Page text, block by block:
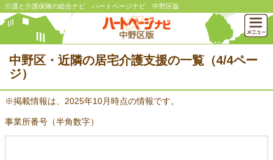
介護と介護保険の総合ナビ ハートページナビ 中野区版
中野区・近隣の居宅介護支援の一覧（4/4ペー
ジ）
※掲載情報は、2025年10月時点の情報です。
事業所番号（半角数字）